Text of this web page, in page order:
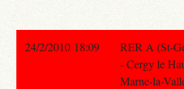
24/2/2010 18:09
RER A (St-
- Cergy le
Marne-la-